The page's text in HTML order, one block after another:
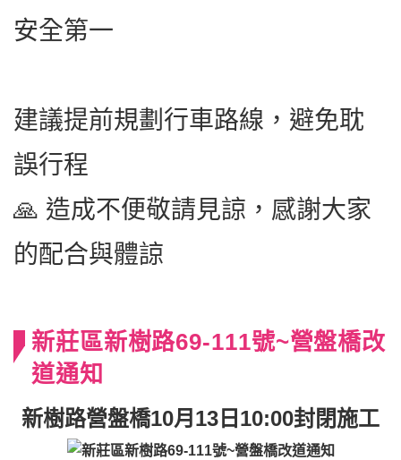
安全第一
建議提前規劃行車路線，避免耽
誤行程
🙏 造成不便敬請見諒，感謝大家
的配合與體諒
新莊區新樹路69-111號~營盤橋改
道通知
新樹路營盤橋10月13日10:00封閉施工